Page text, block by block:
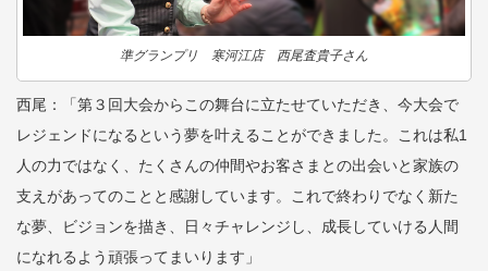
準グランプリ 寒河江店 西尾査貴子さん
西尾：「第３回大会からこの舞台に立たせていただき、今大会で
レジェンドになるという夢を叶えることができました。これは私1
人の力ではなく、たくさんの仲間やお客さまとの出会いと家族の
支えがあってのことと感謝しています。これで終わりでなく新た
な夢、ビジョンを描き、日々チャレンジし、成長していける人間
になれるよう頑張ってまいります」